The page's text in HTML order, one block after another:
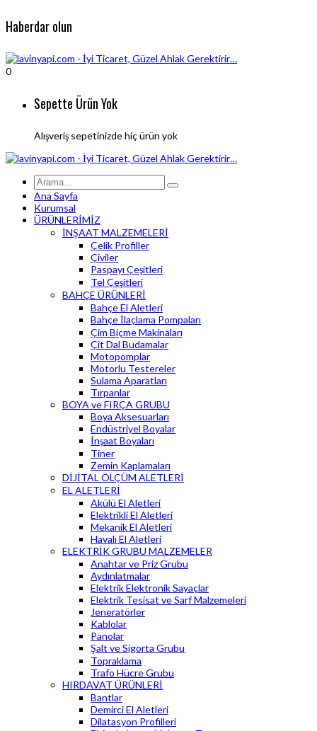
Haberdar olun
0
Sepette Ürün Yok
Alışveriş sepetinizde hiç ürün yok
Ana Sayfa
Kurumsal
ÜRÜNLERİMİZ
İNŞAAT MALZEMELERİ
Çelik Profiller
Çiviler
Paspayı Çeşitleri
Tel Çeşitleri
BAHÇE ÜRÜNLERİ
Bahçe El Aletleri
Bahçe İlaçlama Pompaları
Çim Biçme Makinaları
Çit Dal Budamalar
Motopomplar
Motorlu Testereler
Sulama Aparatları
Tırpanlar
BOYA ve FIRÇA GRUBU
Boya Aksesuarları
Endüstriyel Boyalar
İnşaat Boyaları
Tiner
Zemin Kaplamaları
DİJİTAL ÖLÇÜM ALETLERİ
EL ALETLERİ
Akülü El Aletleri
Elektrikli El Aletleri
Mekanik El Aletleri
Havalı El Aletleri
ELEKTRİK GRUBU MALZEMELER
Anahtar ve Priz Grubu
Aydınlatmalar
Elektrik Elektronik Sayaçlar
Elektrik Tesisat ve Sarf Malzemeleri
Jeneratörler
Kablolar
Panolar
Şalt ve Sigorta Grubu
Topraklama
Trafo Hücre Grubu
HIRDAVAT ÜRÜNLERİ
Bantlar
Demirci El Aletleri
Dilatasyon Profilleri